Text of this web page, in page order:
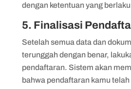
dengan ketentuan yang
5. Finalisasi
Setelah semua data dan
terunggah dengan benar,
pendaftaran. Sistem akan
bahwa pendaftaran kamu